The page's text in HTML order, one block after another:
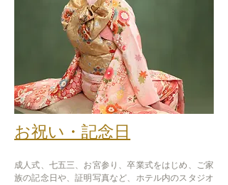
お祝い・記念日
成人式、七五三、お宮参り、卒業式をはじめ、ご家
族の記念日や、証明写真など、ホテル内のスタジオ